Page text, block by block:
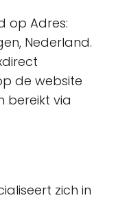
op Adres:
Nederland.
de website
bereikt via
zich in